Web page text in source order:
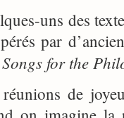
uns des
par
Songs for the
réunions de